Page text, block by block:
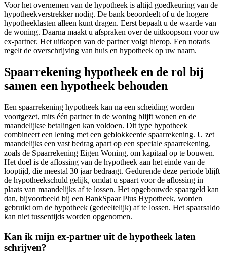
Voor het overnemen van de hypotheek is altijd goedkeuring van de
hypotheekverstrekker nodig. De bank beoordeelt of u de hogere
hypotheeklasten alleen kunt dragen. Eerst bepaalt u de waarde van
de woning. Daarna maakt u afspraken over de uitkoopsom voor uw
ex-partner. Het uitkopen van de partner volgt hierop. Een notaris
regelt de overschrijving van huis en hypotheek op uw naam.
Spaarrekening hypotheek en de rol bij
samen een hypotheek behouden
Een spaarrekening hypotheek kan na een scheiding worden
voortgezet, mits één partner in de woning blijft wonen en de
maandelijkse betalingen kan voldoen. Dit type hypotheek
combineert een lening met een geblokkeerde spaarrekening. U zet
maandelijks een vast bedrag apart op een speciale spaarrekening,
zoals de Spaarrekening Eigen Woning, om kapitaal op te bouwen.
Het doel is de aflossing van de hypotheek aan het einde van de
looptijd, die meestal 30 jaar bedraagt. Gedurende deze periode blijft
de hypotheekschuld gelijk, omdat u spaart voor de aflossing in
plaats van maandelijks af te lossen. Het opgebouwde spaargeld kan
dan, bijvoorbeeld bij een BankSpaar Plus Hypotheek, worden
gebruikt om de hypotheek (gedeeltelijk) af te lossen. Het spaarsaldo
kan niet tussentijds worden opgenomen.
Kan ik mijn ex-partner uit de hypotheek laten
schrijven?